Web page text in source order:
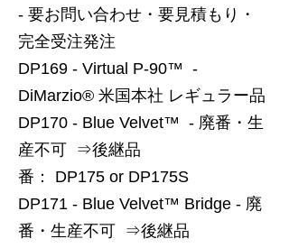
- 要お問い合わせ・要見積もり・
完全受注発注
DP169 - Virtual P-90™ -
DiMarzio® 米国本社 レギュラー品
DP170 - Blue Velvet™ - 廃番・生
産不可 ⇒後継品
番： DP175 or DP175S
DP171 - Blue Velvet™ Bridge - 廃
番・生産不可 ⇒後継品